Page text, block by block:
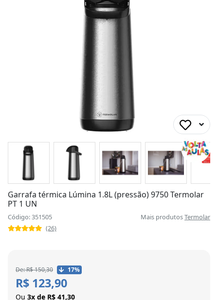
Garrafa térmica Lúmina 1.8L (pressão) 9750 Termolar
PT 1 UN
Código: 351505 Mais produtosTermolar
(26)
De: R$ 150,30 17%
R$ 123,90
Ou 3x de R$ 41,30